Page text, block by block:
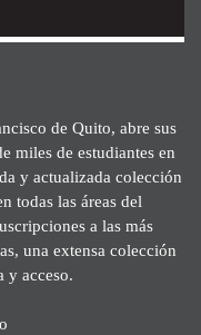
de Quito, abre sus
miles de estudiantes en
y actualizada colección
todas las áreas del
a las más
una extensa colección
y acceso.